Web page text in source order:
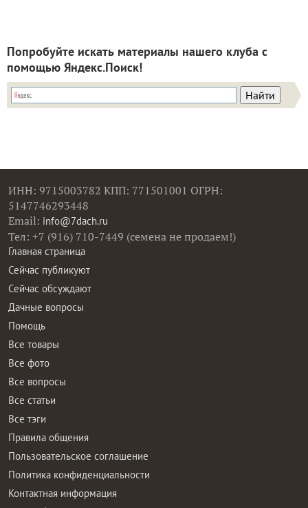
Попробуйте искать материалы нашего клуба с
помощью Яндекс.Поиск!
ИНН: 9715003782 КПП: 771501001 ОГРН:
5147746293448
Email: info@7dach.ru
Тел: +7 (916) 710-7449 (семена не продаем!)
Главная страница
Сейчас публикуют
Сейчас обсуждают
Дачные вопросы
Помощь
Все товары
Все фото
Все вопросы
Все статьи
Все тэги
Правила общения
Пользовательское соглашение
Политика конфиденциальности
Контактная информация